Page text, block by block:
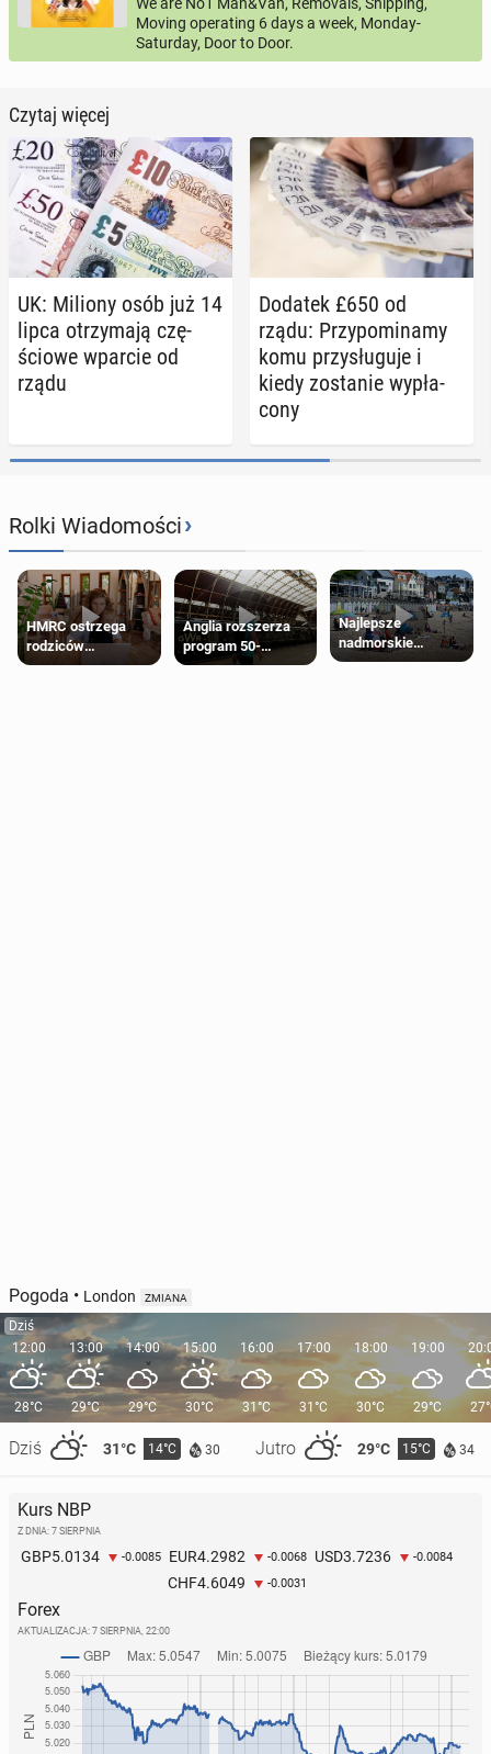
Moving operating 6 days a week, Monday-
Saturday, Door to Door.
Czytaj więcej
UK: Miliony osób już 14
lipca otrzy­ma­ją czę­
ścio­we wparcie od
rządu
Dodatek £650 od
rządu: Przy­po­mi­na­my
komu przy­słu­gu­je i
kiedy zo­sta­nie wy­pła­
co­ny
Rolki Wiadomości›
HMRC ostrzega
rodziców
pobierających Child
Anglia rozszerza
program 50-
procentowych
Najlepsze
nadmorskie
miasteczko blisko
Pogoda • London ZMIANA
Dziś
12:00
28°C
Dziś 31°C 14°C 30 Jutro 29°C 15°C 34
13:00
29°C
14:00
29°C
15:00
30°C
16:00
31°C
17:00
31°C
18:00
30°C
19:00
29°C
Kurs NBP
Z DNIA: 7 SIERPNIA
GBP5.0134 -0.0085 EUR4.2982 -0.0068 USD3.7236 -0.0084
CHF4.6049 -0.0031
Forex
AKTUALIZACJA: 7 SIERPNIA, 22:00